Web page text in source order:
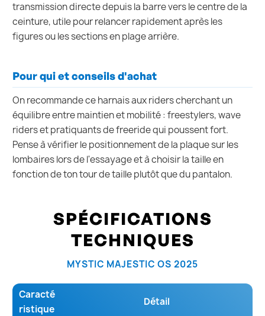
transmission directe depuis la barre vers le centre de la
ceinture, utile pour relancer rapidement après les
figures ou les sections en plage arrière.
Pour qui et conseils d'achat
On recommande ce harnais aux riders cherchant un
équilibre entre maintien et mobilité : freestylers, wave
riders et pratiquants de freeride qui poussent fort.
Pense à vérifier le positionnement de la plaque sur les
lombaires lors de l'essayage et à choisir la taille en
fonction de ton tour de taille plutôt que du pantalon.
SPÉCIFICATIONS
TECHNIQUES
MYSTIC MAJESTIC OS 2025
Caracté
ristique
Détail